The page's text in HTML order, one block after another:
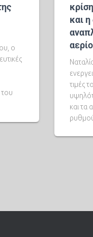
ο
και
τιμές
και τα